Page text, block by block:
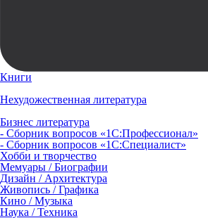
Книги
Нехудожественная литература
Бизнес литература
- Сборник вопросов «1С:Профессионал»
- Сборник вопросов «1С:Специалист»
Хобби и творчество
Мемуары / Биографии
Дизайн / Архитектура
Живопись / Графика
Кино / Музыка
Наука / Техника